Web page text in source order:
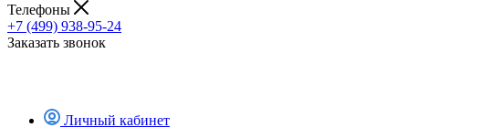
Телефоны
+7 (499) 938-95-24
Заказать звонок
Личный кабинет